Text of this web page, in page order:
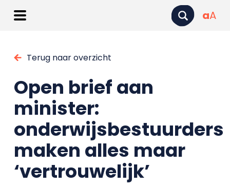
aA
Terug naar overzicht
Open brief aan
minister:
onderwijsbestuurders
maken alles maar
‘vertrouwelijk’